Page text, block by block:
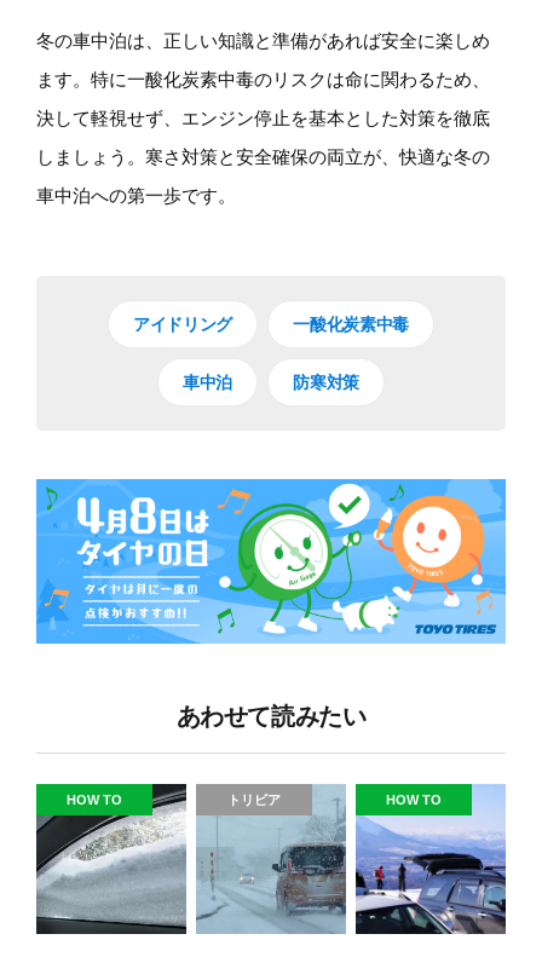
冬の車中泊は、正しい知識と準備があれば安全に楽しめ
ます。特に一酸化炭素中毒のリスクは命に関わるため、
決して軽視せず、エンジン停止を基本とした対策を徹底
しましょう。寒さ対策と安全確保の両立が、快適な冬の
車中泊への第一歩です。
アイドリング 一酸化炭素中毒
車中泊 防寒対策
あわせて読みたい
HOW TO トリビア HOW TO